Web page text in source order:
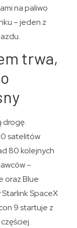
na paliwo
– jeden z
trwa,
drogę.
satelitów
80 kolejnych
–
oraz Blue
SpaceX
9 startuje z